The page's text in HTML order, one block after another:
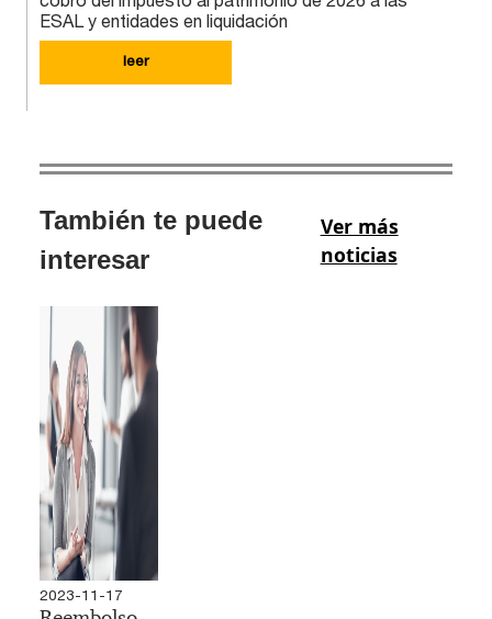
ESAL y entidades en liquidación
leer
También te puede
interesar
Ver más
noticias
2023-11-17